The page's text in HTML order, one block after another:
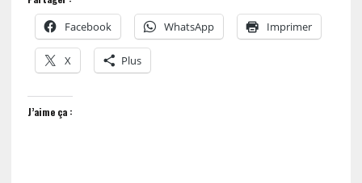
Facebook WhatsApp Imprimer
X Plus
J’aime ça :